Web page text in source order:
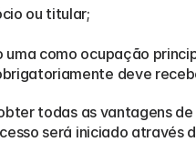
ou titular;
como ocupação
deve
todas as vantagens
será iniciado